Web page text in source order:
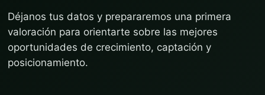
Déjanos tus datos y prepararemos una primera
valoración para orientarte sobre las mejores
oportunidades de crecimiento, captación y
posicionamiento.